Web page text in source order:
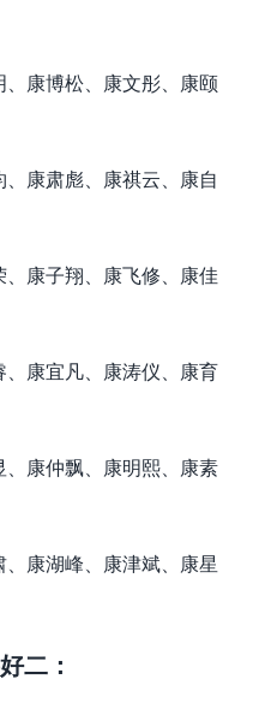
康博松、康文彤、康颐
康肃彪、康祺云、康自
康子翔、康飞修、康佳
康宜凡、康涛仪、康育
康仲飘、康明熙、康素
康湖峰、康津斌、康星
二：